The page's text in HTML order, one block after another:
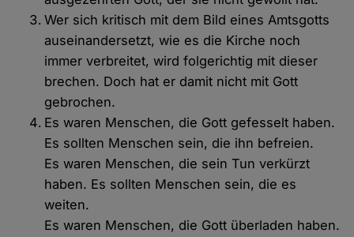
Wer sich kritisch mit dem Bild eines Amtsgotts
auseinandersetzt, wie es die Kirche noch
immer verbreitet, wird folgerichtig mit dieser
brechen. Doch hat er damit nicht mit Gott
gebrochen.
Es waren Menschen, die Gott gefesselt haben.
Es sollten Menschen sein, die ihn befreien.
Es waren Menschen, die sein Tun verkürzt
haben. Es sollten Menschen sein, die es
weiten.
Es waren Menschen, die Gott überladen haben.